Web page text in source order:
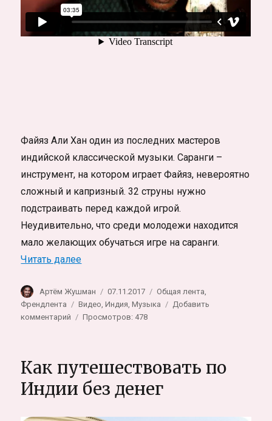
Файяз Али Хан один из последних мастеров
индийской классической музыки. Саранги –
инструмент, на котором играет Файяз, невероятно
сложный и капризный. 32 струны нужно
подстраивать перед каждой игрой.
Неудивительно, что среди молодежи находится
мало желающих обучаться игре на саранги.
Читать далее«Последние мастера – Саранги»
Автор
Артём Жушман Опубликовано
07.11.2017 Рубрики
Общая лента
Френдлента
Метки
Видео ,Индия ,Музыка
Добавить
комментарий
–
Саранги
Просмотров: 478
Как путешествовать по
Индии без денег